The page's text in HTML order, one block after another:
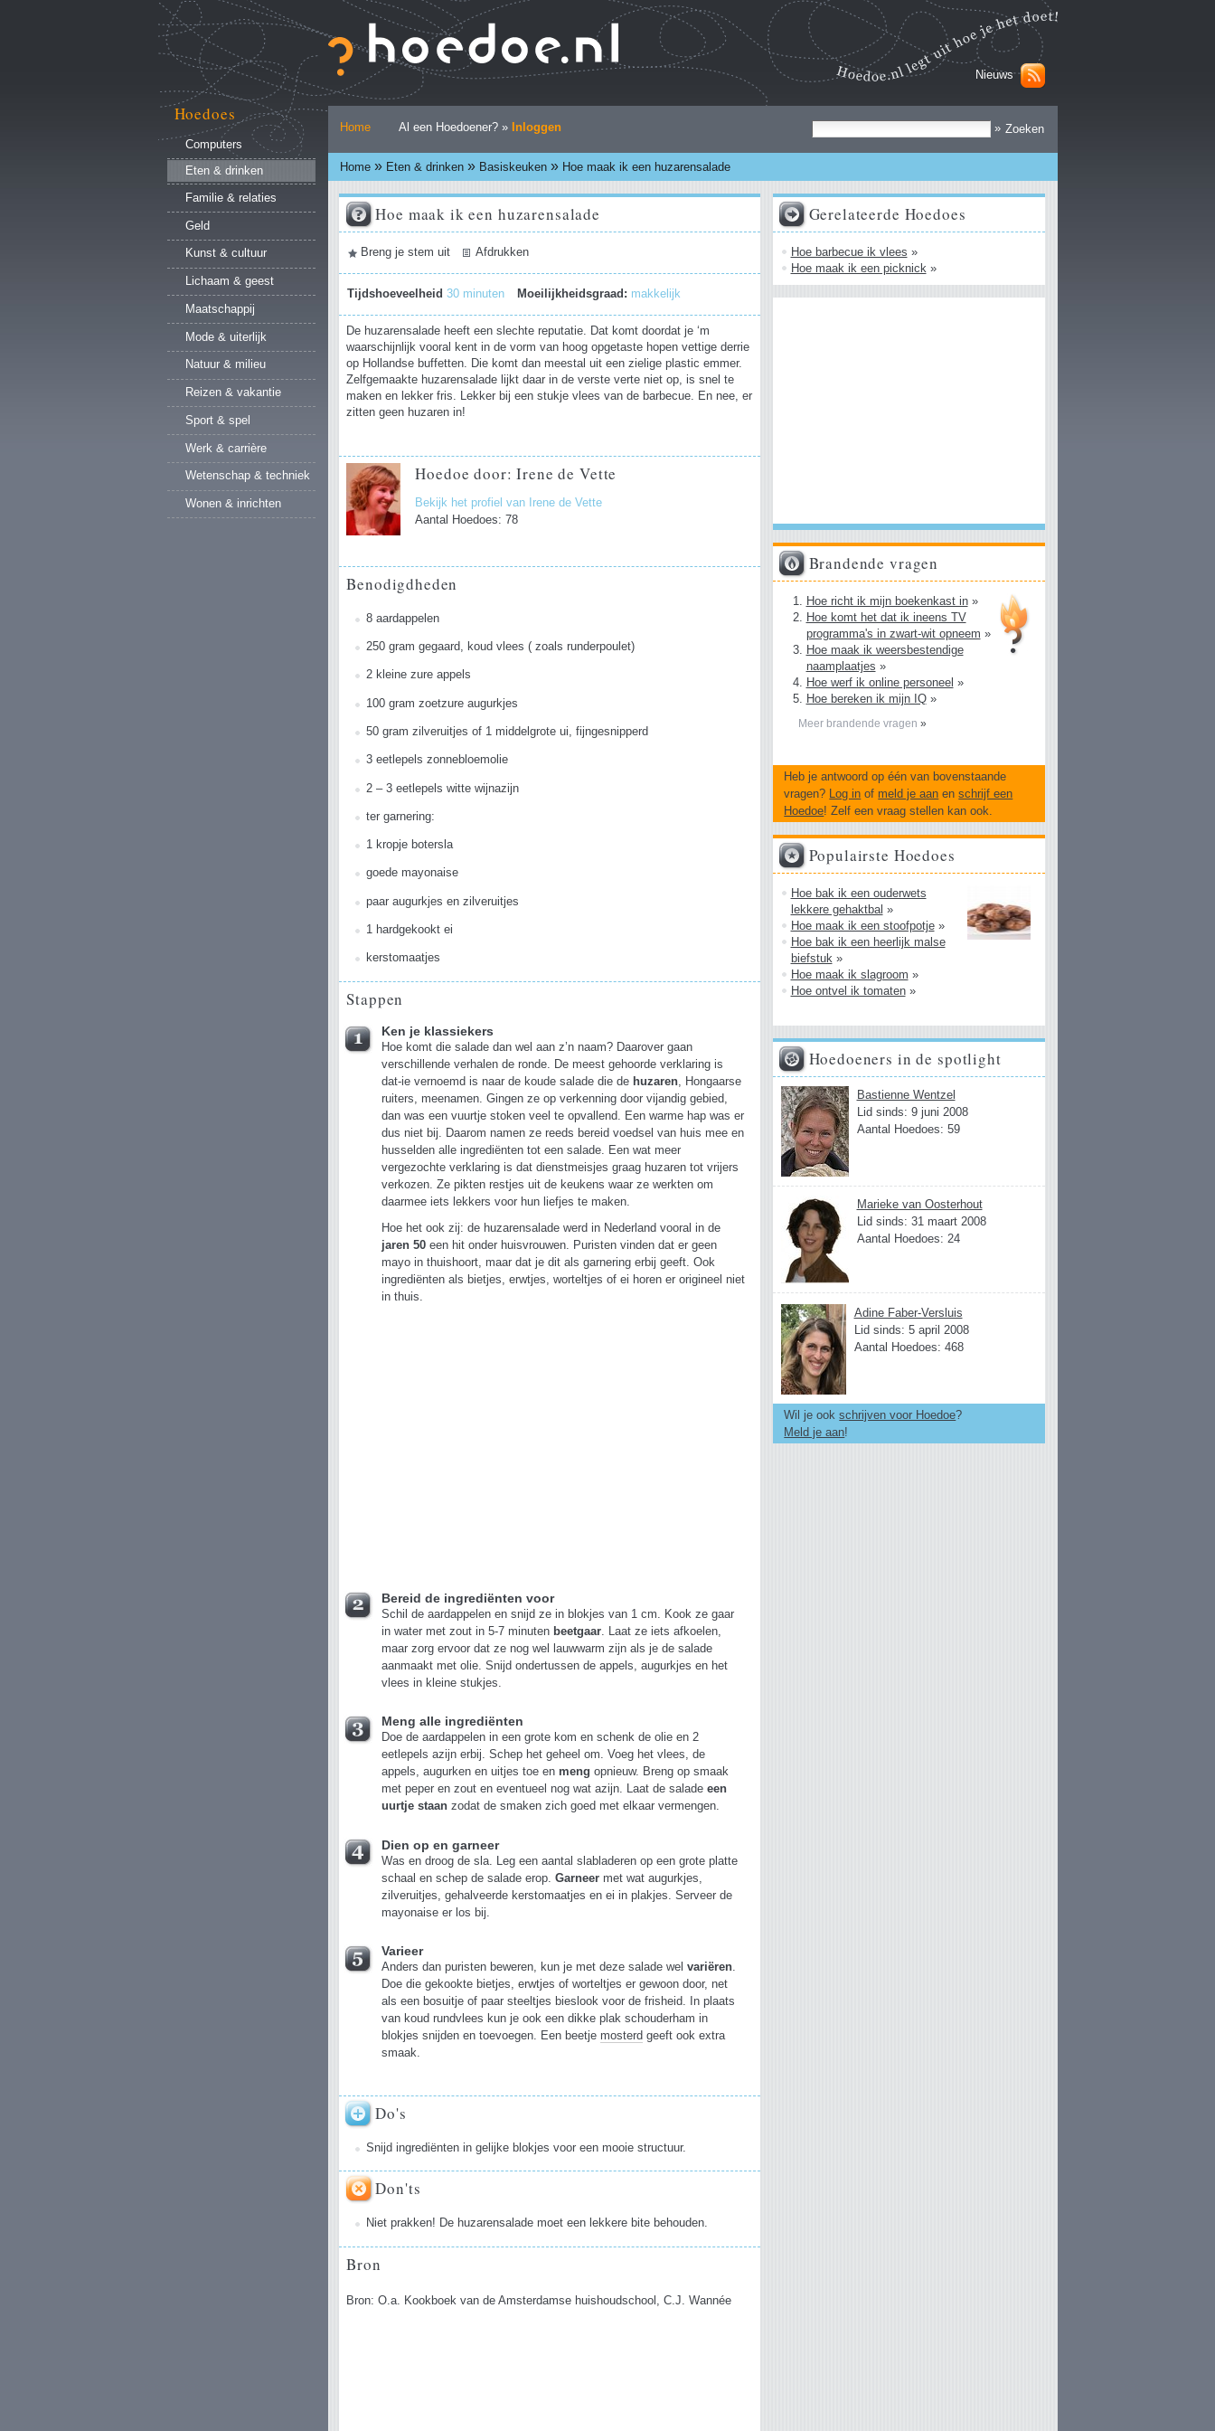
naar
inhoud.
Ga
naar
navigatie
Nieuws
»
Persoonlijke
hulpmiddelen
Home Al een Hoedoener? » Inloggen
Home » Eten & drinken » Basiskeuken » Hoe maak ik een huzarensalade
Hoedoes
Computers
Eten & drinken
Familie & relaties
Geld
Kunst & cultuur
Lichaam & geest
Maatschappij
Mode & uiterlijk
Natuur & milieu
Reizen & vakantie
Sport & spel
Werk & carrière
Wetenschap & techniek
Wonen & inrichten
Hoe maak ik een huzarensalade
Document
Breng je stem uit Afdrukken
Tijdshoeveelheid 30 minuten Moeilijkheidsgraad: makkelijk
De huzarensalade heeft een slechte reputatie. Dat komt doordat je ‘m
waarschijnlijk vooral kent in de vorm van hoog opgetaste hopen vettige derrie
op Hollandse buffetten. Die komt dan meestal uit een zielige plastic emmer.
Zelfgemaakte huzarensalade lijkt daar in de verste verte niet op, is snel te
maken en lekker fris. Lekker bij een stukje vlees van de barbecue. En nee, er
zitten geen huzaren in!
Hoedoe door: Irene de Vette
Bekijk het profiel van Irene de Vette
Aantal Hoedoes: 78
Benodigdheden
8 aardappelen
250 gram gegaard, koud vlees ( zoals runderpoulet)
2 kleine zure appels
100 gram zoetzure augurkjes
50 gram zilveruitjes of 1 middelgrote ui, fijngesnipperd
3 eetlepels zonnebloemolie
2 – 3 eetlepels witte wijnazijn
ter garnering:
1 kropje botersla
goede mayonaise
paar augurkjes en zilveruitjes
1 hardgekookt ei
kerstomaatjes
Stappen
Ken je klassiekers
Hoe komt die salade dan wel aan z’n naam? Daarover gaan
verschillende verhalen de ronde. De meest gehoorde verklaring is
dat-ie vernoemd is naar de koude salade die de huzaren, Hongaarse
ruiters, meenamen. Gingen ze op verkenning door vijandig gebied,
dan was een vuurtje stoken veel te opvallend. Een warme hap was er
dus niet bij. Daarom namen ze reeds bereid voedsel van huis mee en
husselden alle ingrediënten tot een salade. Een wat meer
vergezochte verklaring is dat dienstmeisjes graag huzaren tot vrijers
verkozen. Ze pikten restjes uit de keukens waar ze werkten om
daarmee iets lekkers voor hun liefjes te maken.
Hoe het ook zij: de huzarensalade werd in Nederland vooral in de
jaren 50 een hit onder huisvrouwen. Puristen vinden dat er geen
mayo in thuishoort, maar dat je dit als garnering erbij geeft. Ook
ingrediënten als bietjes, erwtjes, worteltjes of ei horen er origineel niet
in thuis.
Bereid de ingrediënten voor
Schil de aardappelen en snijd ze in blokjes van 1 cm. Kook ze gaar
in water met zout in 5-7 minuten beetgaar . Laat ze iets afkoelen,
maar zorg ervoor dat ze nog wel lauwwarm zijn als je de salade
aanmaakt met olie. Snijd ondertussen de appels, augurkjes en het
vlees in kleine stukjes.
Meng alle ingrediënten
Doe de aardappelen in een grote kom en schenk de olie en 2
eetlepels azijn erbij. Schep het geheel om. Voeg het vlees, de
appels, augurken en uitjes toe en mengopnieuw. Breng op smaak
met peper en zout en eventueel nog wat azijn. Laat de saladeeen
uurtje staan zodat de smaken zich goed met elkaar vermengen.
Dien op en garneer
Was en droog de sla. Leg een aantal slabladeren op een grote platte
schaal en schep de salade erop.Garneer met wat augurkjes,
zilveruitjes, gehalveerde kerstomaatjes en ei in plakjes. Serveer de
mayonaise er los bij.
Varieer
Anders dan puristen beweren, kun je met deze salade welvariëren.
Doe die gekookte bietjes, erwtjes of worteltjes er gewoon door, net
als een bosuitje of paar steeltjes bieslook voor de frisheid. In plaats
van koud rundvlees kun je ook een dikke plak schouderham in
blokjes snijden en toevoegen. Een beetje mosterd geeft ook extra
smaak.
Do's
Snijd ingrediënten in gelijke blokjes voor een mooie structuur.
Don'ts
Niet prakken! De huzarensalade moet een lekkere bite behouden.
Bron
Bron: O.a. Kookboek van de Amsterdamse huishoudschool, C.J. Wannée
Gerelateerde Hoedoes
Hoe barbecue ik vlees »
Hoe maak ik een picknick »
Brandende vragen
Hoe richt ik mijn boekenkast in»
Hoe komt het dat ik ineens TV
programma's in zwart-wit opneem »
Hoe maak ik weersbestendige
naamplaatjes »
Hoe werf ik online personeel »
Hoe bereken ik mijn IQ»
Meer brandende vragen »
Heb je antwoord op één van bovenstaande
vragen?
Log in of meld je aan enschrijf een
Hoedoe! Zelf een vraag stellen kan ook.
Populairste Hoedoes
Hoe bak ik een ouderwets
lekkere gehaktbal »
Hoe maak ik een stoofpotje»
Hoe bak ik een heerlijk malse
biefstuk »
Hoe maak ik slagroom »
Hoe ontvel ik tomaten»
Hoedoeners in de spotlight
Bastienne Wentzel
Lid sinds: 9 juni 2008
Aantal Hoedoes: 59
Marieke van Oosterhout
Lid sinds: 31 maart 2008
Aantal Hoedoes: 24
Adine Faber-Versluis
Lid sinds: 5 april 2008
Aantal Hoedoes: 468
Wil je ookschrijven voor Hoedoe?
Meld je aan!